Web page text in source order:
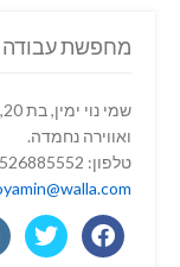
מחפשת עבודה
ואווירה נחמדה.
טלפון: 0526885552